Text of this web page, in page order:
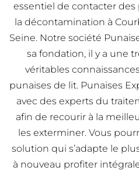
essentiel de contacter
la décontamination à
Seine. Notre société
sa fondation, il y a une
véritables
punaises de lit. Punaises
avec des experts du
afin de recourir à la
les exterminer. Vous
solution qui s’adapte le
à nouveau profiter